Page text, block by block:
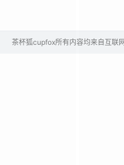
茶杯狐cupfox所有内容均来自互联